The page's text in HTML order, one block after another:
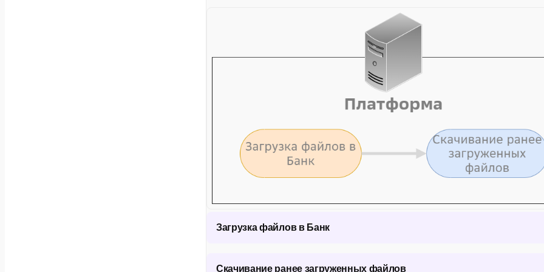
Загрузка файлов в Банк
Этот сценарий позволяет загружать файлы и документы в систему Банка.
Скачивание ранее загруженных файлов